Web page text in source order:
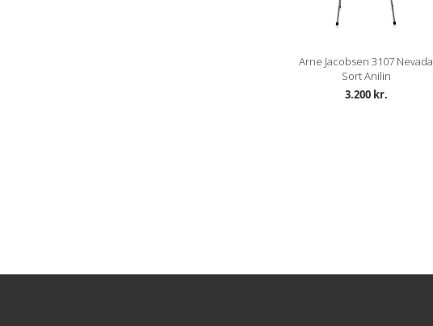
Arne Jacobsen 3107 Nevada
Sort Anilin
3.200 kr.